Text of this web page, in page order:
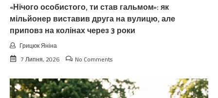
«Нічого особистого, ти став гальмом»: як
мільйонер виставив друга на вулицю, але
приповз на колінах через 3 роки
Грицюк Яніна
7 Липня, 2026
No Comments